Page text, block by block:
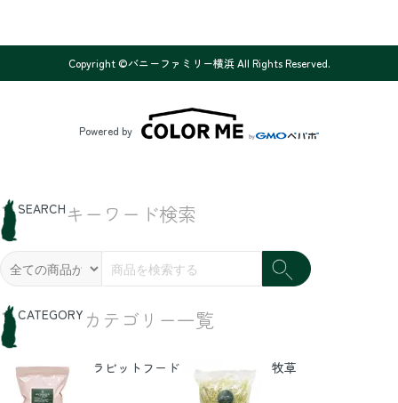
Copyright ©バニーファミリー横浜 All Rights Reserved.
Powered by
SEARCH キーワード検索
CATEGORY カテゴリー一覧
ラビットフード 牧草